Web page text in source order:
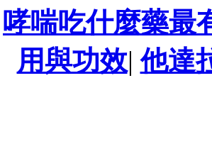
哮喘吃什麼藥最
用與功效|他達